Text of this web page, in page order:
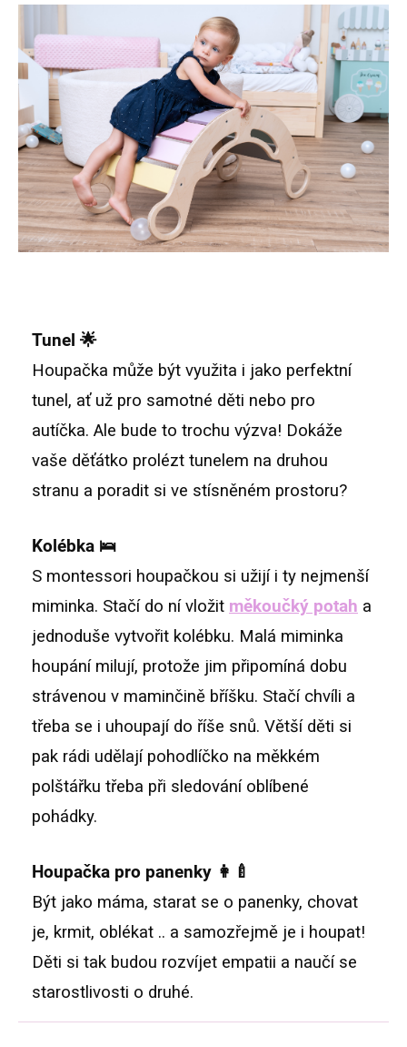
Tunel 🌟
Houpačka může být využita i jako perfektní
tunel, ať už pro samotné děti nebo pro
autíčka. Ale bude to trochu výzva! Dokáže
vaše děťátko prolézt tunelem na druhou
stranu a poradit si ve stísněném prostoru?
Kolébka 🛌
S montessori houpačkou si užijí i ty nejmenší
miminka. Stačí do ní vložit měkoučký potah a
jednoduše vytvořit kolébku. Malá miminka
houpání milují, protože jim připomíná dobu
strávenou v maminčině bříšku. Stačí chvíli a
třeba se i uhoupají do říše snů. Větší děti si
pak rádi udělají pohodlíčko na měkkém
polštářku třeba při sledování oblíbené
pohádky.
Houpačka pro panenky 👩‍🍼
Být jako máma, starat se o panenky, chovat
je, krmit, oblékat .. a samozřejmě je i houpat!
Děti si tak budou rozvíjet empatii a naučí se
starostlivosti o druhé.